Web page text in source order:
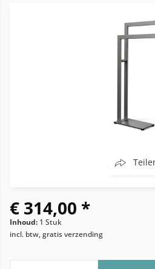
€ 314,00 *
Inhoud: 1 Stuk
incl. btw, gratis verzending